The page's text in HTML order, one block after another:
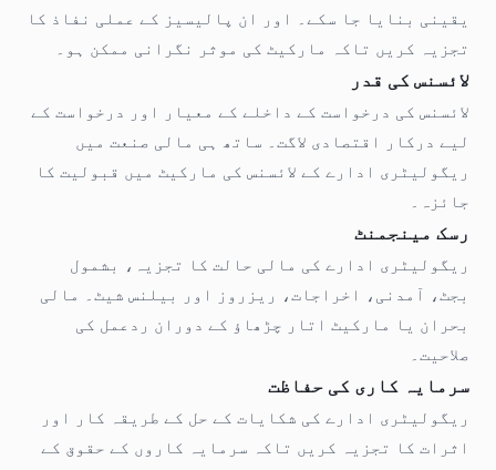
یقینی بنایا جا سکے۔ اور ان پالیسیز کے عملی نفاذ کا
تجزیہ کریں تاکہ مارکیٹ کی موثر نگرانی ممکن ہو۔
لائسنس کی قدر
لائسنس کی درخواست کے داخلے کے معیار اور درخواست کے
لیے درکار اقتصادی لاگت۔ ساتھ ہی مالی صنعت میں
ریگولیٹری ادارے کے لائسنس کی مارکیٹ میں قبولیت کا
جائزہ۔
رسک مینجمنٹ
ریگولیٹری ادارے کی مالی حالت کا تجزیہ، بشمول
بجٹ، آمدنی، اخراجات، ریزروز اور بیلنس شیٹ۔ مالی
بحران یا مارکیٹ اتار چڑھاؤ کے دوران ردعمل کی
صلاحیت۔
سرمایہ کاری کی حفاظت
ریگولیٹری ادارے کی شکایات کے حل کے طریقہ کار اور
اثرات کا تجزیہ کریں تاکہ سرمایہ کاروں کے حقوق کے